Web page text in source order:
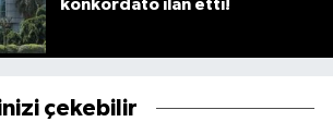
konkordato ilan etti!
çekebilir